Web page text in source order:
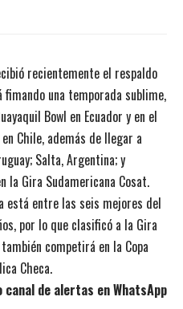
recientemente el respaldo
fimando una temporada sublime,
Bowl en Ecuador y en el
Chile, además de llegar a
Salta, Argentina; y
la Gira Sudamericana Cosat.
está entre las seis mejores del
por lo que clasificó a la Gira
competirá en la Copa
Checa.
de alertas en WhatsApp